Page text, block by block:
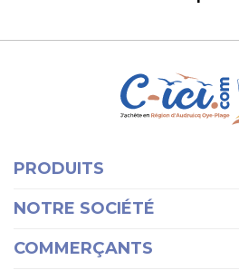
PRODUITS
NOTRE SOCIÉTÉ
COMMERÇANTS